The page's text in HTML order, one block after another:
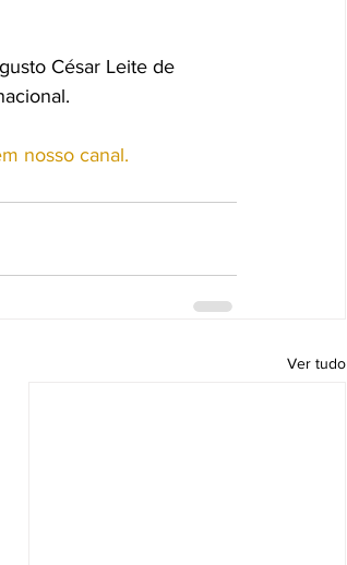
César Leite de
nosso canal.
Ver tudo